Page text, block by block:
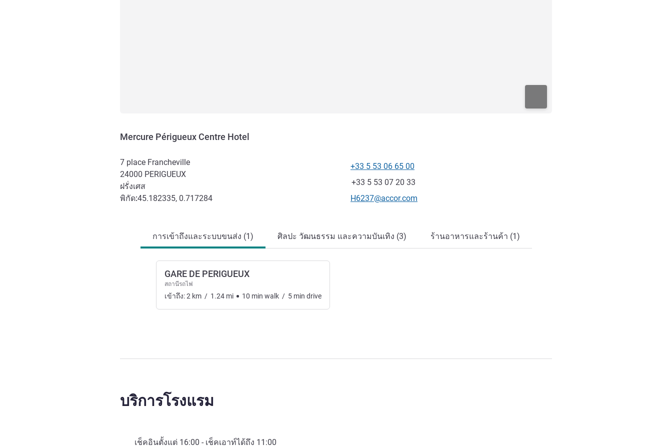
Mercure Périgueux Centre Hotel
7 place Francheville
24000 PERIGUEUX
ฝรั่งเศส
พิกัด:45.182335, 0.717284
โทรศัพท์
+33 5 53 06 65 00
แฟกซ์
+33 5 53 07 20 33
อีเมลติดต่อ
H6237@accor.com
การเข้าถึงและระบบขนส่ง (1) ศิลปะ วัฒนธรรม และความบันเทิง (3) ร้านอาหารและร้านค้า (1)
GARE DE PERIGUEUX
สถานีรถไฟ
เข้าถึง:2 km / 1.24 mi 10 min walk / 5 min drive
บริการโรงแรม
เช็คอินตั้งแต่ 16:00 - เช็คเอาท์ได้ถึง 11:00